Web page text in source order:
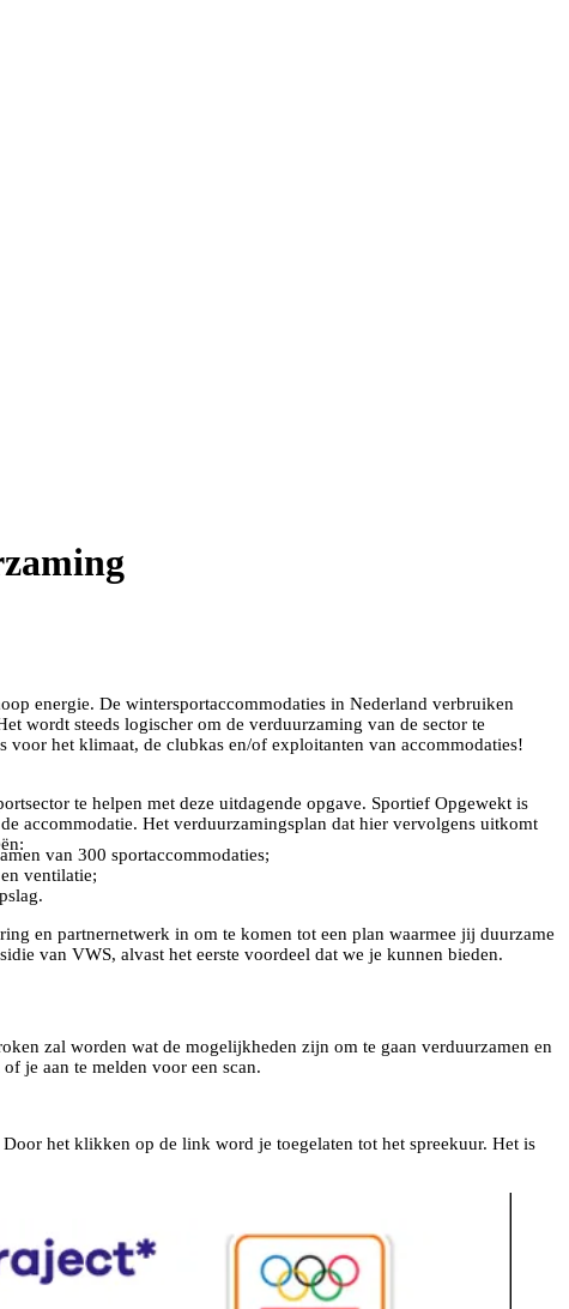
energie. De wintersportaccommodaties in Nederland verbruiken
wordt steeds logischer om de verduurzaming van de sector te
het klimaat, de clubkas en/of exploitanten van accommodaties!
te helpen met deze uitdagende opgave. Sportief Opgewekt is
accommodatie. Het verduurzamingsplan dat hier vervolgens uitkomt
van 300 sportaccommodaties;
ventilatie;
en partnernetwerk in om te komen tot een plan waarmee jij duurzame
van VWS, alvast het eerste voordeel dat we je kunnen bieden.
zal worden wat de mogelijkheden zijn om te gaan verduurzamen en
je aan te melden voor een scan.
Door het klikken op de link word je toegelaten tot het spreekuur. Het is